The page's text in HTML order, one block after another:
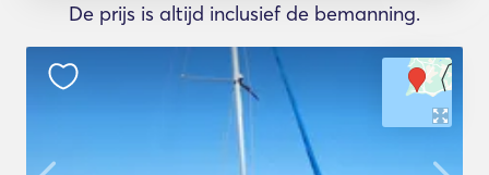
De prijs is altijd inclusief de bemanning.